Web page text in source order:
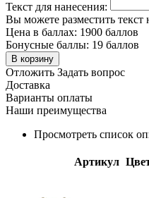
Текст для нанесения:
Вы можете разместить текст
Цена в баллах: 1900 баллов
Бонусные баллы: 19 баллов
В корзину
Отложить Задать вопрос
Доставка
Варианты оплаты
Наши преимущества
Просмотреть список
Артикул